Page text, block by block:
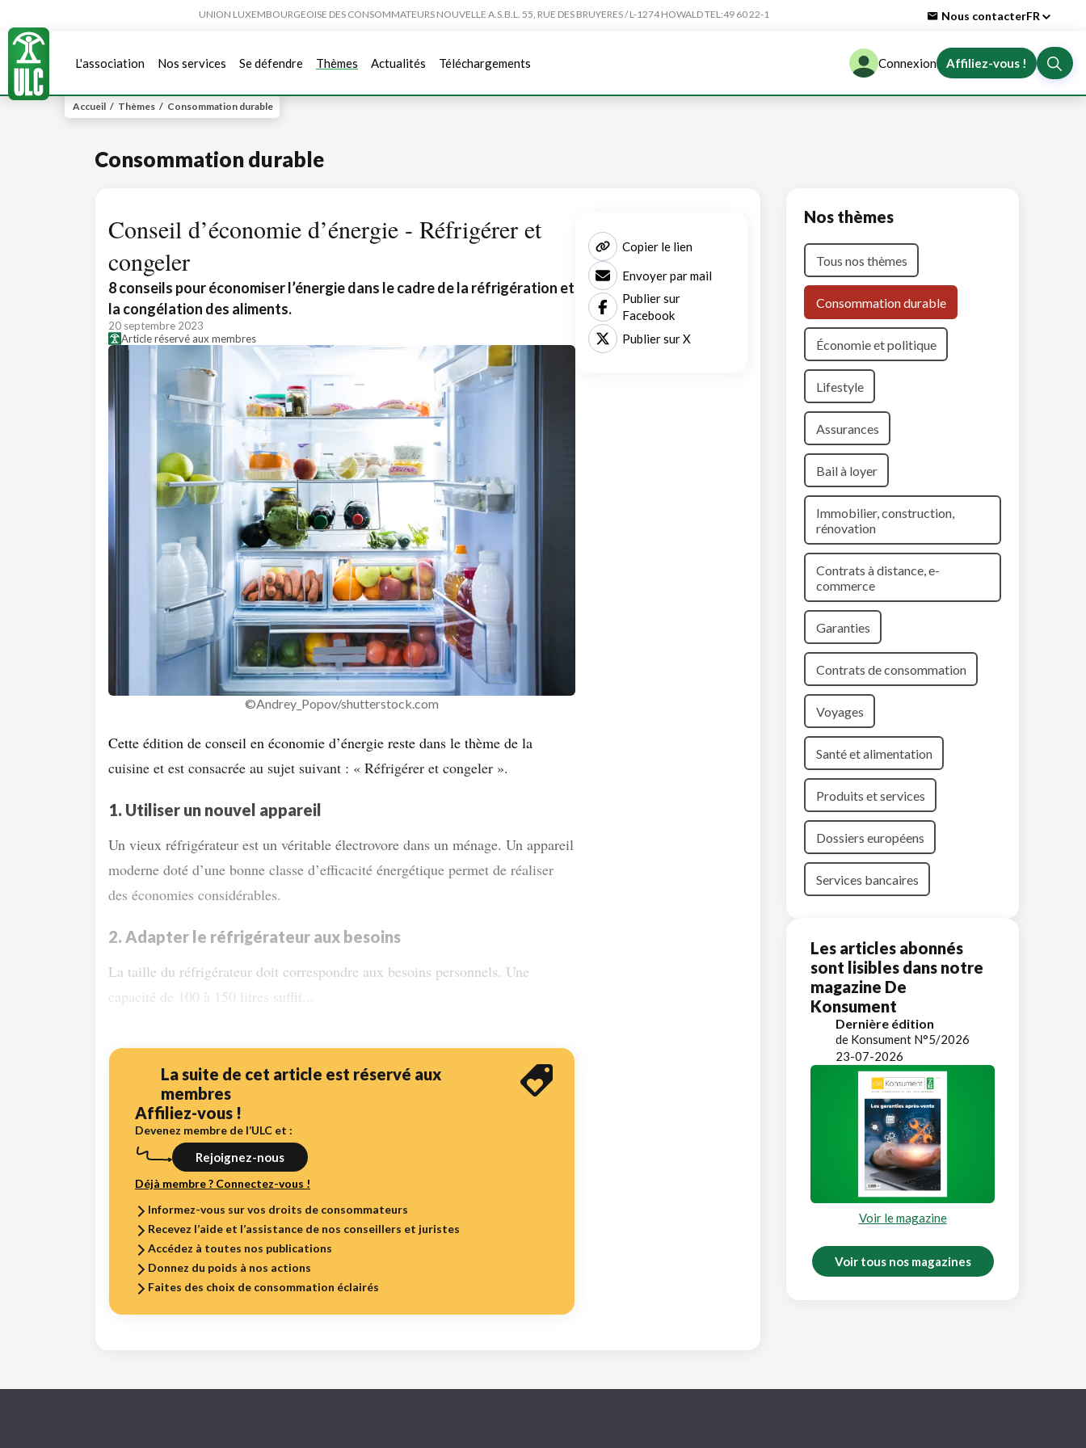
UNION LUXEMBOURGEOISE DES CONSOMMATEURS NOUVELLE A.S.B.L. 55, RUE DES BRUYERES / L-1274 HOWALD TEL:49 60 22-1 Nous contacterFR
L'association Nos services Se défendre Thèmes Actualités Téléchargements Connexion Affiliez-vous !
Accueil / Thèmes / Consommation durable
Consommation durable
Conseil d’économie d’énergie - Réfrigérer et
congeler
8 conseils pour économiser l’énergie dans le cadre de la réfrigération et
la congélation des aliments.
20 septembre 2023
Article réservé aux membres
©Andrey_Popov/shutterstock.com
Cette édition de conseil en économie d’énergie reste dans le thème de la
cuisine et est consacrée au sujet suivant : « Réfrigérer et congeler ».
1. Utiliser un nouvel appareil
Un vieux réfrigérateur est un véritable électrovore dans un ménage. Un appareil
moderne doté d’une bonne classe d’efficacité énergétique permet de réaliser
des économies considérables.
2. Adapter le réfrigérateur aux besoins
La taille du réfrigérateur doit correspondre aux besoins personnels. Une
capacité de 100 à 150 litres suffit...
La suite de cet article est réservé aux
membres
Affiliez-vous !
Devenez membre de l’ULC et :
Rejoignez-nous
Déjà membre ? Connectez-vous !
Informez-vous sur vos droits de consommateurs
Recevez l’aide et l’assistance de nos conseillers et juristes
Accédez à toutes nos publications
Donnez du poids à nos actions
Faites des choix de consommation éclairés
Copier le lien
Envoyer par mail
Publier sur
Facebook
Publier sur X
Nos thèmes
Tous nos thèmes
Consommation durable
Économie et politique
Lifestyle
Assurances
Bail à loyer
Immobilier, construction,
rénovation
Contrats à distance, e-
commerce
Garanties
Contrats de consommation
Voyages
Santé et alimentation
Produits et services
Dossiers européens
Services bancaires
Les articles abonnés
sont lisibles dans notre
magazine De
Konsument
Dernière édition
de Konsument N°5/2026
23-07-2026
Voir le magazine
Voir tous nos magazines